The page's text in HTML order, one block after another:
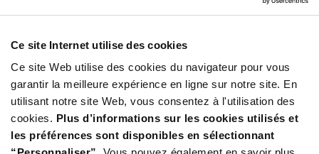
Ce site Internet utilise des cookies
Ce site Web utilise des cookies du navigateur pour vous
garantir la meilleure expérience en ligne sur notre site. En
utilisant notre site Web, vous consentez à l'utilisation des
cookies. Plus d’informations sur les cookies utilisés et
les préférences sont disponibles en sélectionnant
ARTICLE